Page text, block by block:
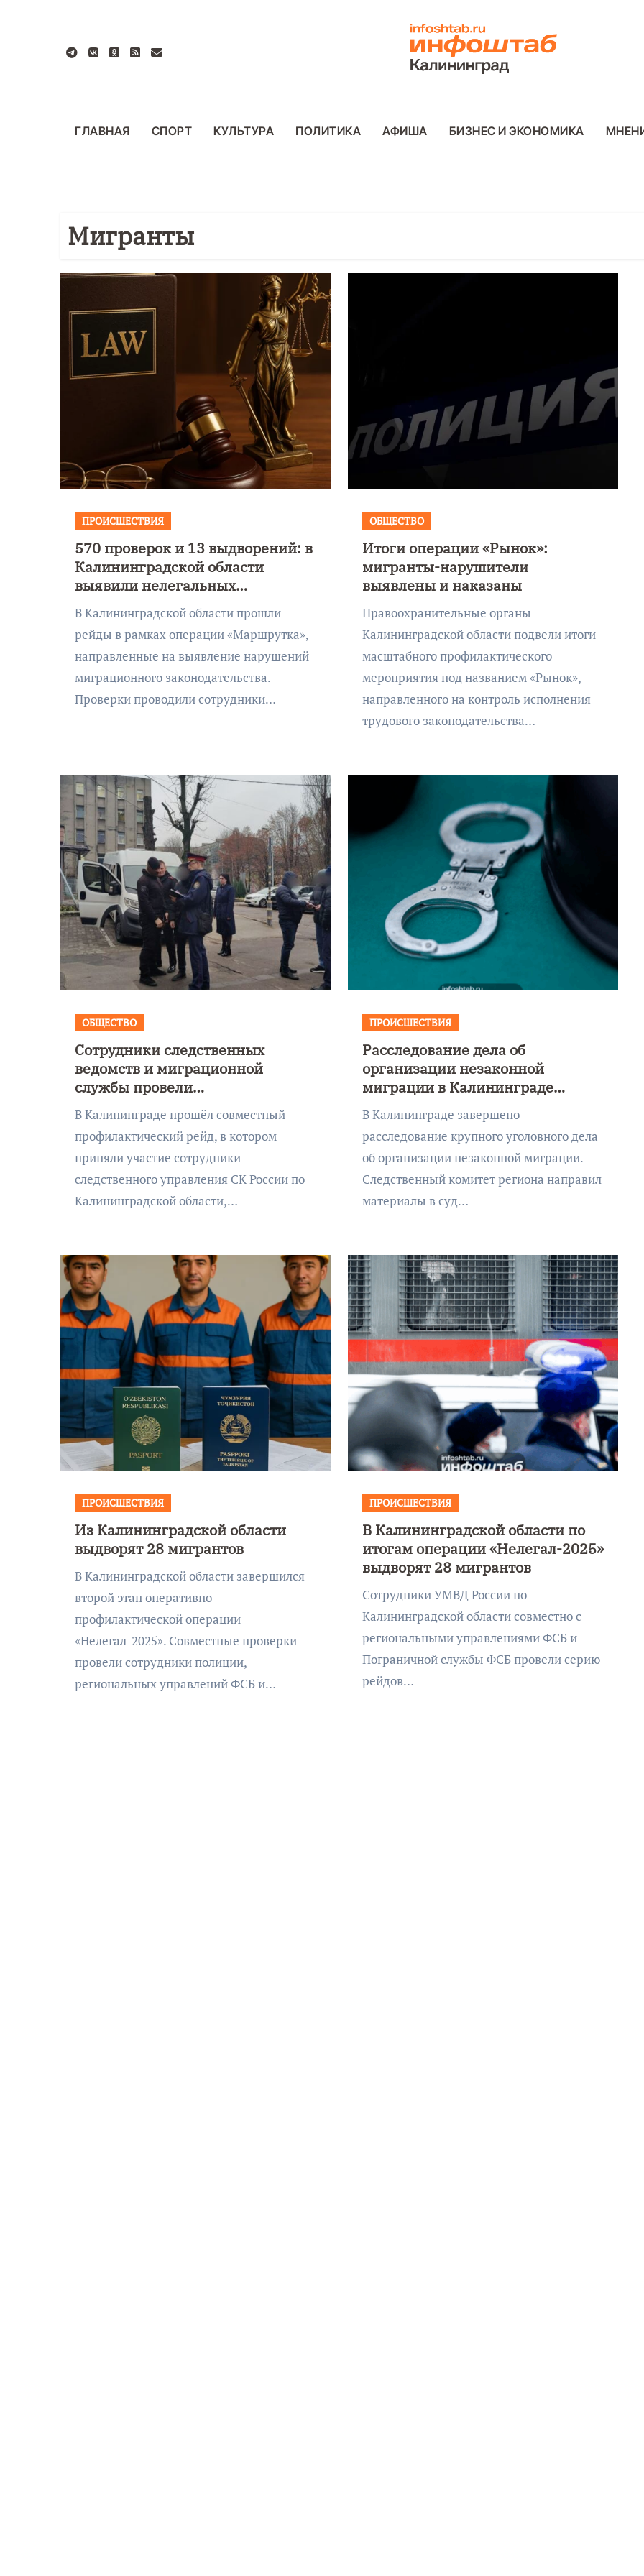
содержанию
ГЛАВНАЯ СПОРТ КУЛЬТУРА ПОЛИТИКА АФИША БИЗНЕС И ЭКОНОМИКА
Мигранты
ПРОИСШЕСТВИЯ
570 проверок и 13 выдворений: в
Калининградской области
выявили нелегальных
водителей-мигрантов
В Калининградской области прошли
рейды в рамках операции «Маршрутка»,
направленные на выявление нарушений
миграционного законодательства.
Проверки проводили сотрудники…
ОБЩЕСТВО
Итоги операции «Рынок»:
мигранты-нарушители
выявлены и наказаны
Правоохранительные органы
Калининградской области подвели итоги
масштабного профилактического
мероприятия под названием «Рынок»,
направленного на контроль исполнения
трудового законодательства…
ОБЩЕСТВО
Сотрудники следственных
ведомств и миграционной
службы провели
профилактический рейд
В Калининграде прошёл совместный
профилактический рейд, в котором
приняли участие сотрудники
следственного управления СК России по
Калининградской области,…
ПРОИСШЕСТВИЯ
Расследование дела об
организации незаконной
миграции в Калининграде
завершено
В Калининграде завершено
расследование крупного уголовного дела
об организации незаконной миграции.
Следственный комитет региона направил
материалы в суд…
ПРОИСШЕСТВИЯ
Из Калининградской области
выдворят 28 мигрантов
В Калининградской области завершился
второй этап оперативно-
профилактической операции
«Нелегал-2025». Совместные проверки
провели сотрудники полиции,
региональных управлений ФСБ и…
ПРОИСШЕСТВИЯ
В Калининградской области по
итогам операции «Нелегал-2025»
выдворят 28 мигрантов
Сотрудники УМВД России по
Калининградской области совместно с
региональными управлениями ФСБ и
Пограничной службы ФСБ провели серию
рейдов…
ФОТО ОБЩЕСТВО ФОТО
Уникальное
северное сияние
запечатлели над
Балтикой
Фотокадры, как
Калининград
завалило после
снежного бурана
АФИША КУЛЬТУРА ОБЩЕСТВО
Николай Патрушев
поддержал проведение в
Калининграде морского
фестиваля «Открытое море»
АФИША КУЛЬТУРА ОБЩЕСТВО
Организаторы фестиваля
«Открытое море» объявили
даты его проведения!